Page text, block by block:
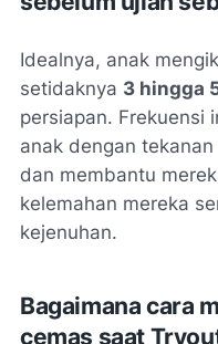
Idealnya, anak
setidaknya 3 hingga
persiapan. Frekuensi
anak dengan
dan membantu
kelemahan mereka
kejenuhan.
Bagaimana cara
cemas saat